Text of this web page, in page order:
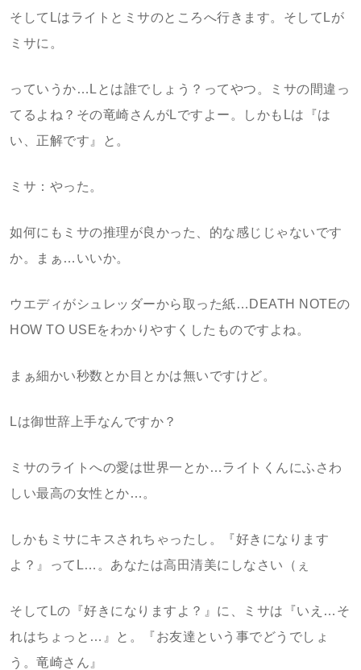
そしてLはライトとミサのところへ行きます。そしてLが
ミサに。
っていうか…Lとは誰でしょう？ってやつ。ミサの間違っ
てるよね？その竜崎さんがLですよー。しかもLは『は
い、正解です』と。
ミサ：やった。
如何にもミサの推理が良かった、的な感じじゃないです
か。まぁ…いいか。
ウエディがシュレッダーから取った紙…DEATH NOTEの
HOW TO USEをわかりやすくしたものですよね。
まぁ細かい秒数とか目とかは無いですけど。
Lは御世辞上手なんですか？
ミサのライトへの愛は世界一とか…ライトくんにふさわ
しい最高の女性とか…。
しかもミサにキスされちゃったし。『好きになります
よ？』ってL…。あなたは高田清美にしなさい（ぇ
そしてLの『好きになりますよ？』に、ミサは『いえ…そ
れはちょっと…』と。『お友達という事でどうでしょ
う。竜崎さん』